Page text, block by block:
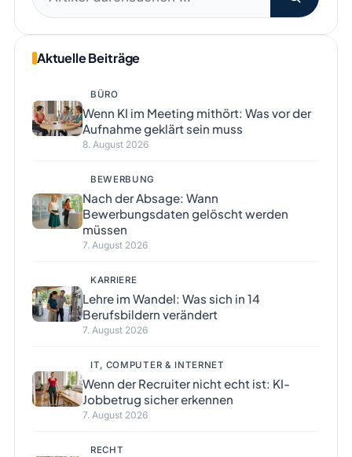
nach:
Aktuelle Beiträge
BÜRO
Wenn KI im Meeting mithört: Was vor der
Aufnahme geklärt sein muss
8. August 2026
BEWERBUNG
Nach der Absage: Wann
Bewerbungsdaten gelöscht werden
müssen
7. August 2026
KARRIERE
Lehre im Wandel: Was sich in 14
Berufsbildern verändert
7. August 2026
IT, COMPUTER & INTERNET
Wenn der Recruiter nicht echt ist: KI-
Jobbetrug sicher erkennen
7. August 2026
RECHT